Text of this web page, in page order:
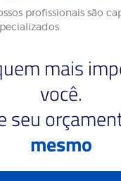
profissionais são
mais
você.
seu
mesmo